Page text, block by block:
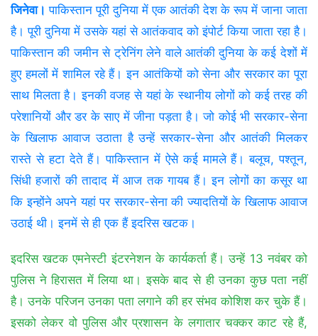
जिनेवा। पाकिस्‍तान पूरी दुनिया में एक आतंकी देश के रूप में जाना जाता
है। पूरी दुनिया में उसके यहां से आतंकवाद को इंपोर्ट किया जाता रहा है।
पाकिस्‍तान की जमीन से ट्रेनिंग लेने वाले आतंकी दुनिया के कई देशों में
हुए हमलों में शामिल रहे हैं। इन आतंकियों को सेना और सरकार का पूरा
साथ मिलता है। इनकी वजह से यहां के स्‍थानीय लोगों को कई तरह की
परेशानियों और डर के साए में जीना पड़ता है। जो कोई भी सरकार-सेना
के खिलाफ आवाज उठाता है उन्‍हें सरकार-सेना और आतंकी मिलकर
रास्‍ते से हटा देते हैं। पाकिस्‍तान में ऐसे कई मामले हैं। बलूच, पश्‍तून,
सिंधी हजारों की तादाद में आज तक गायब हैं। इन लोगों का कसूर था
कि इन्‍होंने अपने यहां पर सरकार-सेना की ज्‍यादतियों के खिलाफ आवाज
उठाई थी। इनमें से ही एक हैं इदरिस खटक।
इदरिस खटक एमनेस्‍टी इंटरनेशन के कार्यकर्ता हैं। उन्‍हें 13 नवंबर को
पुलिस ने हिरासत में लिया था। इसके बाद से ही उनका कुछ पता नहीं
है। उनके परिजन उनका पता लगाने की हर संभव कोशिश कर चुके हैं।
इसको लेकर वो पुलिस और प्रशासन के लगातार चक्‍कर काट रहे हैं,